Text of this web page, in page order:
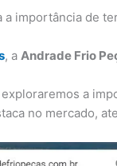
a importância de
, a Andrade Frio
a
no mercado,